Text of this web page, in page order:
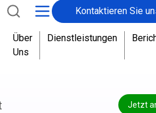
Kontaktieren Sie
Über
Uns
Dienstleistungen
Jetzt